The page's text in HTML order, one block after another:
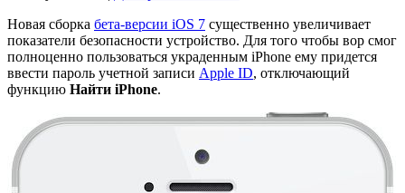
Новая сборка бета-версии iOS 7 существенно увеличивает
показатели безопасности устройство. Для того чтобы вор смог
полноценно пользоваться украденным iPhone ему придется
ввести пароль учетной записи Apple ID, отключающий
функцию Найти iPhone.